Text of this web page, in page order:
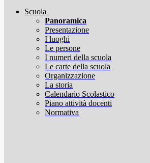
Scuola
Panoramica
Presentazione
I luoghi
Le persone
I numeri della scuola
Le carte della scuola
Organizzazione
La storia
Calendario Scolastico
Piano attività docenti
Normativa